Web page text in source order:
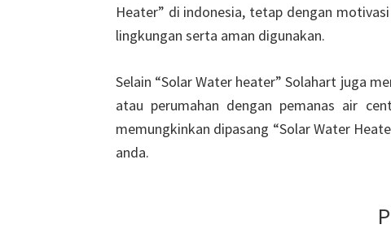
Heater” di indonesia, tetap dengan
lingkungan serta aman digunakan.
Selain “Solar Water heater” Solahart juga
atau perumahan dengan pemanas air
memungkinkan dipasang “Solar Water
anda.